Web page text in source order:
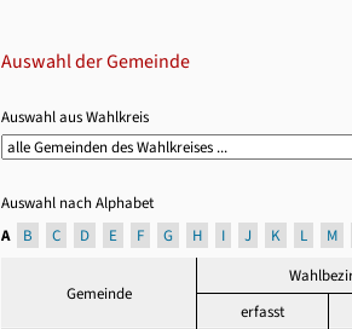
Auswahl der Gemeinde
Auswahl aus Wahlkreis
Auswahl nach Alphabet
A
B C D E F G H I J K L M
Gemeinde
erfasst